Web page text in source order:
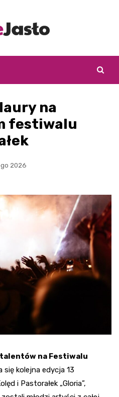
na
festiwalu
2026
talentów na Festiwalu
się kolejna edycja 13
i Pastorałek „Gloria”,